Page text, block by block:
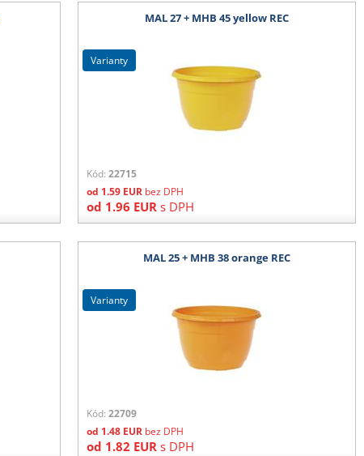
MAL 27 + MHB 45 yellow REC
Kód:22715
od 1.59 EUR bez DPH
od 1.96 EUR s DPH
varianty
MAL 25 + MHB 38 orange REC
Kód:22709
od 1.48 EUR bez DPH
od 1.82 EUR s DPH
varianty